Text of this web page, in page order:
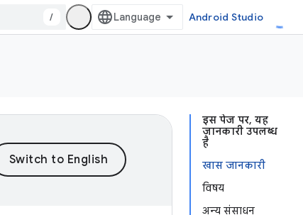
/ Android Studio
इस पेज पर, यह
जानकारी उपलब्ध
है
खास जानकारी
विषय
अन्य संसाधन